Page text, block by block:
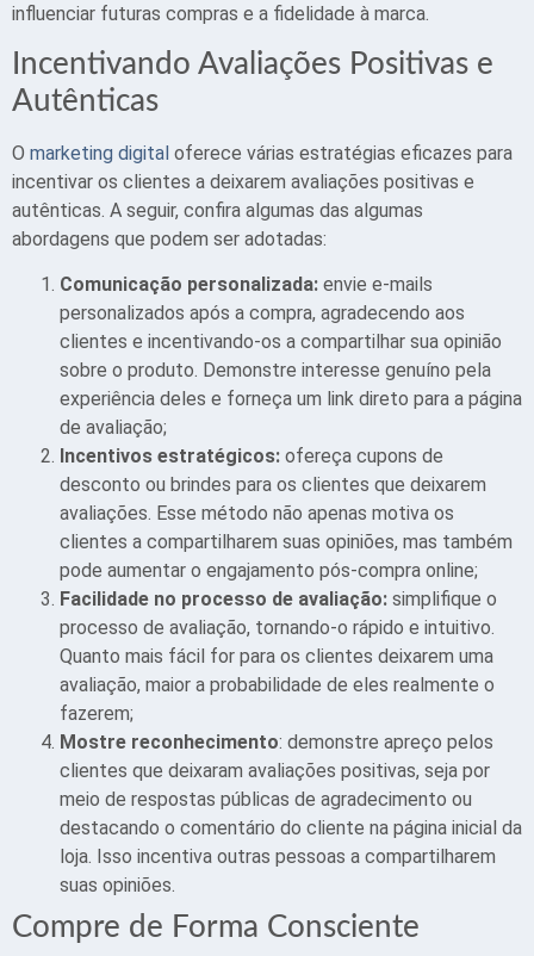
influenciar futuras compras e a fidelidade à marca.
Incentivando Avaliações Positivas e
Autênticas
O marketing digital oferece várias estratégias eficazes para
incentivar os clientes a deixarem avaliações positivas e
autênticas. A seguir, confira algumas das algumas
abordagens que podem ser adotadas:
Comunicação personalizada: envie e-mails
personalizados após a compra, agradecendo aos
clientes e incentivando-os a compartilhar sua opinião
sobre o produto. Demonstre interesse genuíno pela
experiência deles e forneça um link direto para a página
de avaliação;
Incentivos estratégicos: ofereça cupons de
desconto ou brindes para os clientes que deixarem
avaliações. Esse método não apenas motiva os
clientes a compartilharem suas opiniões, mas também
pode aumentar o engajamento pós-compra online;
Facilidade no processo de avaliação: simplifique o
processo de avaliação, tornando-o rápido e intuitivo.
Quanto mais fácil for para os clientes deixarem uma
avaliação, maior a probabilidade de eles realmente o
fazerem;
Mostre reconhecimento: demonstre apreço pelos
clientes que deixaram avaliações positivas, seja por
meio de respostas públicas de agradecimento ou
destacando o comentário do cliente na página inicial da
loja. Isso incentiva outras pessoas a compartilharem
suas opiniões.
Compre de Forma Consciente